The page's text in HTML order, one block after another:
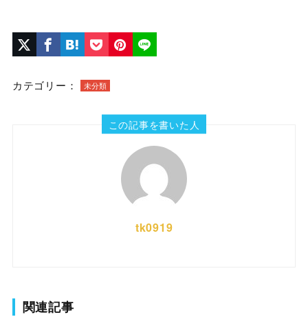
カテゴリー： 未分類
この記事を書いた人
tk0919
関連記事